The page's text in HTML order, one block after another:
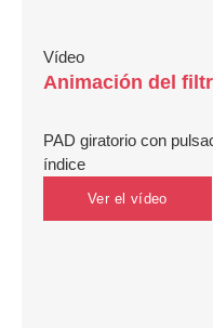
Vídeo
Animación del
PAD giratorio con
índice
Ver el vídeo